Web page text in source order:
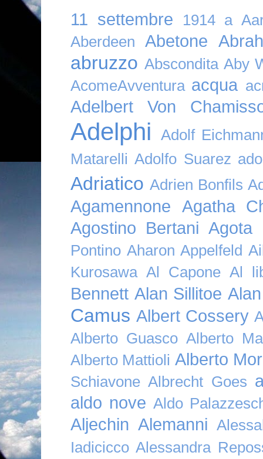
11 settembre 1914 a
Aberdeen
Abetone
abruzzo Abscondita Aby
AcomeAvventura acqua
Adelbert Von
Adelphi
Adolf
Matarelli Adolfo Suarez
Adriatico Adrien Bonfils
Agamennone
Agatha
Agostino Bertani Agota
Pontino Aharon Appelfeld
Kurosawa Al Capone Al
Bennett Alan Sillitoe
Camus Albert Cossery
Alberto Guasco Alberto
Alberto Mattioli Alberto
Schiavone Albrecht Goes
aldo nove Aldo
Aljechin Alemanni
Iadicicco Alessandra